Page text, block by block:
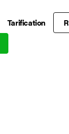
Tarification